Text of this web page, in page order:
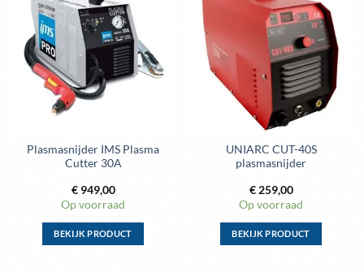
Toevoegen
wenslijst
Plasmasnijder IMS Plasma
Cutter 30A
€949,00
Op voorraad
BEKIJK PRODUCT
Toevoegen
aan
wenslijst
UNIARC CUT-40S
plasmasnijder
€259,00
Op voorraad
BEKIJK PRODUCT